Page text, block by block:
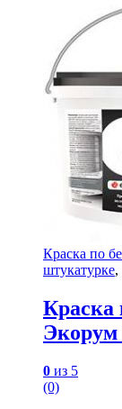
Краска по
штукатурке,
Краска
Экорум
0 из 5
(0)